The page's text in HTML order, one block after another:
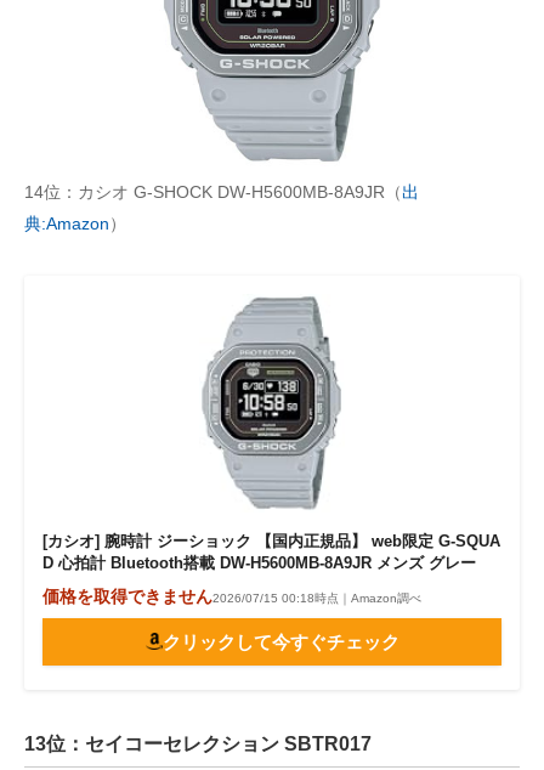
14位：カシオ G-SHOCK DW-H5600MB-8A9JR（出
典:Amazon）
[カシオ] 腕時計 ジーショック 【国内正規品】 web限定 G-SQUA
D 心拍計 Bluetooth搭載 DW-H5600MB-8A9JR メンズ グレー
価格を取得できません2026/07/15 00:18時点｜Amazon調べ
クリックして今すぐチェック
13位：セイコーセレクション SBTR017